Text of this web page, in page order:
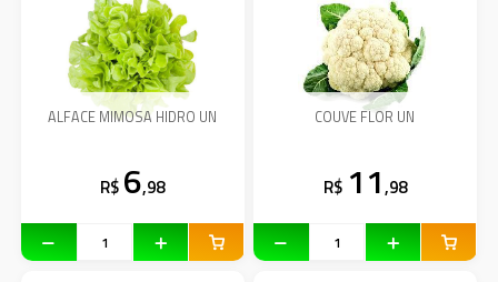
ALFACE MIMOSA HIDRO UN
R$ 6,98
COUVE FLOR UN
R$ 11,98